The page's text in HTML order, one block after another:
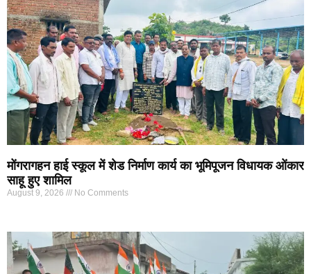
मोंगरागहन हाई स्कूल में शेड निर्माण कार्य का भूमिपूजन विधायक ओंकार
साहू हुए शामिल
August 9, 2026 No Comments